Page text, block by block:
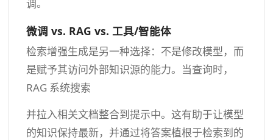
调。
微调 vs. RAG vs. 工具/智能体
检索增强生成是另一种选择：不是修改模型，而
是赋予其访问外部知识源的能力。当查询时，
RAG 系统搜索
并拉入相关文档整合到提示中。这有助于让模型
的知识保持最新，并通过将答案植根于检索到的